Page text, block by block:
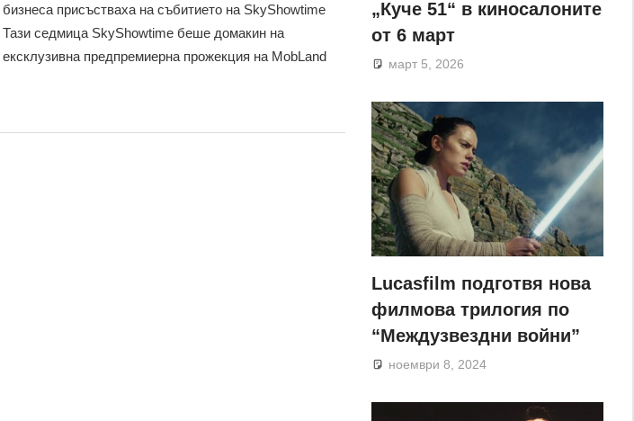
бизнеса присъстваха на събитието на SkyShowtime
Тази седмица SkyShowtime беше домакин на
ексклузивна предпремиерна прожекция на MobLand
„Куче 51“ в киносалоните
от 6 март
март 5, 2026
Lucasfilm подготвя нова
филмова трилогия по
“Междузвездни войни”
ноември 8, 2024